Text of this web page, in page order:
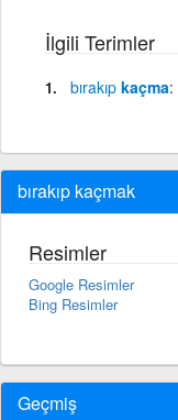
İlgili Terimler
bırakıp kaçma
bırakıp kaçmak
Resimler
Google Resimler
Bing Resimler
Geçmiş